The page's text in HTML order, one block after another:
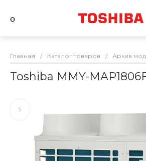
Главная / Каталог товаров / Архив
Toshiba MMY-